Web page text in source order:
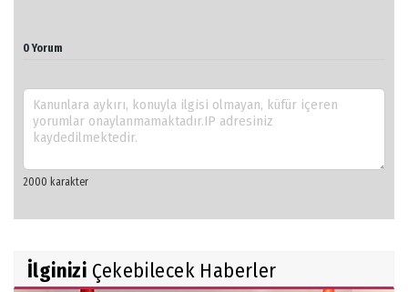
0 Yorum
İlginizi Çekebilecek Haberler